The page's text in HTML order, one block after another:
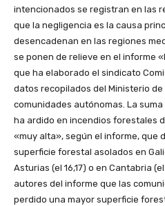
intencionados se registran en las
que la negligencia es la causa
desencadenan en las regiones
se ponen de relieve en el informe
que ha elaborado el sindicato
datos recopilados del Ministerio de
comunidades autónomas. La
ha ardido en incendios forestales
«muy alta», según el informe, que
superficie forestal asolados en
Asturias (el 16,17) o en Cantabria
autores del informe que las
perdido una mayor superficie